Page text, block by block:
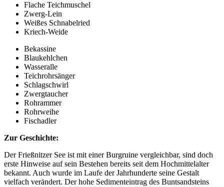
Flache Teichmuschel
Zwerg-Lein
Weißes Schnabelried
Kriech-Weide
Bekassine
Blaukehlchen
Wasseralle
Teichrohrsänger
Schlagschwirl
Zwergtaucher
Rohrammer
Rohrweihe
Fischadler
Zur Geschichte:
Der Frießnitzer See ist mit einer Burgruine vergleichbar, sind doch
erste Hinweise auf sein Bestehen bereits seit dem Hochmittelalter
bekannt. Auch wurde im Laufe der Jahrhunderte seine Gestalt
vielfach verändert. Der hohe Sedimenteintrag des Buntsandsteins